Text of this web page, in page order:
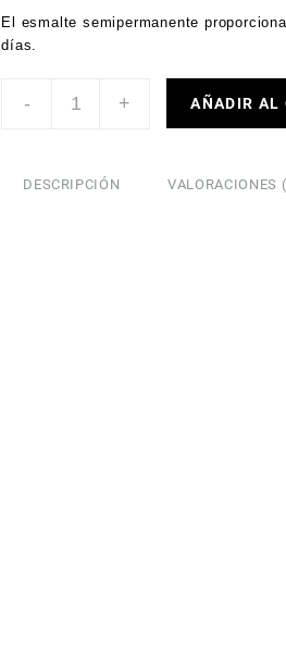
El esmalte semipermanente
días.
- + AÑADIR AL
DESCRIPCIÓN VALORACIONES